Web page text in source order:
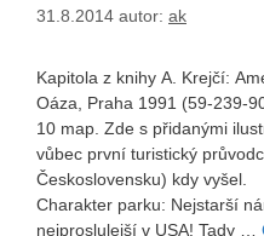
31.8.2014 autor: ak
Kapitola z knihy A. Krejčí:
Oáza, Praha 1991 (59-239-
10 map. Zde s přidanými
vůbec první turistický
Československu) kdy
Charakter parku: Nejstarší
nejproslulejší v USA! Tady …